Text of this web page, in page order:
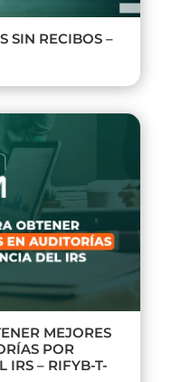
SIN RECIBOS –
MEJORES
POR
IRS – RIFYB-T-